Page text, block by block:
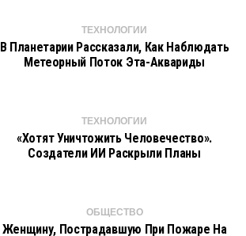
ТЕХНОЛОГИИ
В Планетарии Рассказали, Как Наблюдать
Метеорный Поток Эта-Аквариды
ТЕХНОЛОГИИ
«Хотят Уничтожить Человечество».
Создатели ИИ Раскрыли Планы
ОБЩЕСТВО
Женщину, Пострадавшую При Пожаре На